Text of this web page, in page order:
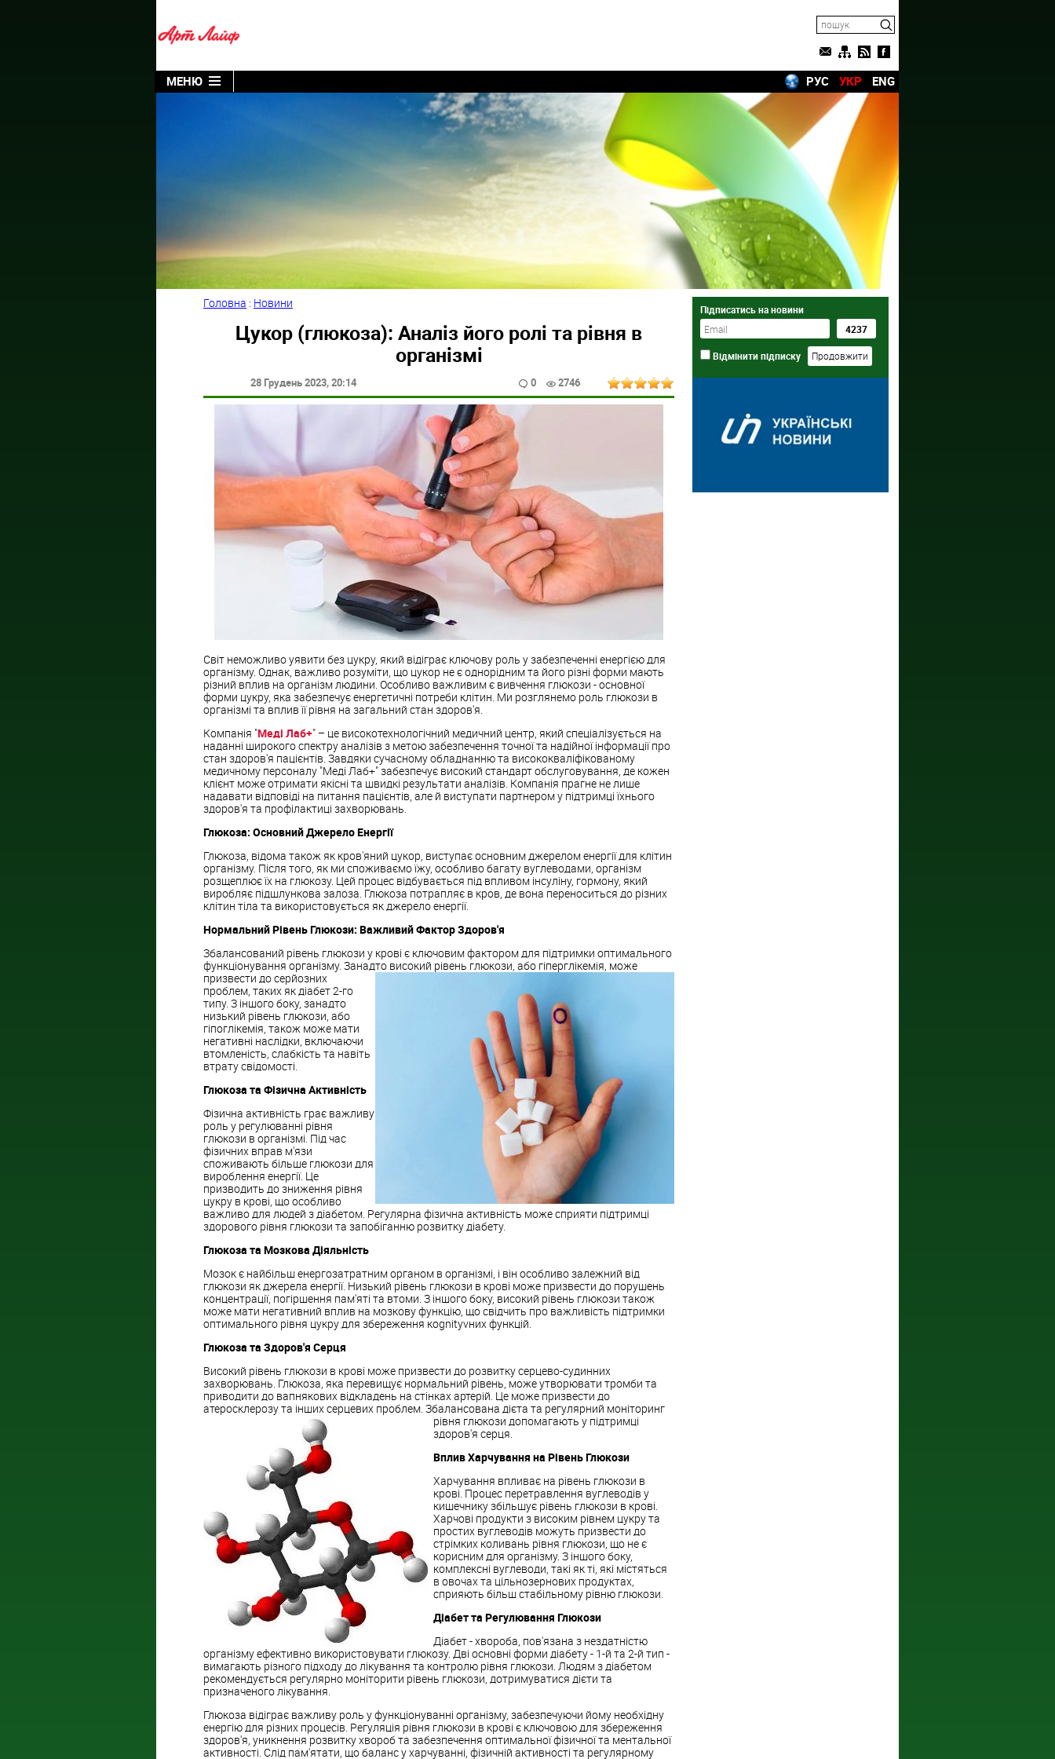
МЕНЮ РУС УКР ENG
Головна : Новини
Цукор (глюкоза): Аналіз його ролі та рівня в
організмі
28 Грудень 2023, 20:14 0 2746
Світ неможливо уявити без цукру, який відіграє ключову роль у забезпеченні енергією для
організму. Однак, важливо розуміти, що цукор не є однорідним та його різні форми мають
різний вплив на організм людини. Особливо важливим є вивчення глюкози - основної
форми цукру, яка забезпечує енергетичні потреби клітин. Ми розглянемо роль глюкози в
організмі та вплив її рівня на загальний стан здоров'я.
Компанія "Меді Лаб+" – це високотехнологічний медичний центр, який спеціалізується на
наданні широкого спектру аналізів з метою забезпечення точної та надійної інформації про
стан здоров'я пацієнтів. Завдяки сучасному обладнанню та висококваліфікованому
медичному персоналу "Меді Лаб+" забезпечує високий стандарт обслуговування, де кожен
клієнт може отримати якісні та швидкі результати аналізів. Компанія прагне не лише
надавати відповіді на питання пацієнтів, але й виступати партнером у підтримці їхнього
здоров'я та профілактиці захворювань.
Глюкоза: Основний Джерело Енергії
Глюкоза, відома також як кров'яний цукор, виступає основним джерелом енергії для клітин
організму. Після того, як ми споживаємо їжу, особливо багату вуглеводами, організм
розщеплює їх на глюкозу. Цей процес відбувається під впливом інсуліну, гормону, який
виробляє підшлункова залоза. Глюкоза потрапляє в кров, де вона переноситься до різних
клітин тіла та використовується як джерело енергії.
Нормальний Рівень Глюкози: Важливий Фактор Здоров'я
Збалансований рівень глюкози у крові є ключовим фактором для підтримки оптимального
функціонування організму. Занадто високий рівень глюкози, або гіперглікемія, може
призвести до серйозних
проблем, таких як діабет 2-го
типу. З іншого боку, занадто
низький рівень глюкози, або
гіпоглікемія, також може мати
негативні наслідки, включаючи
втомленість, слабкість та навіть
втрату свідомості.
Глюкоза та Фізична Активність
Фізична активність грає важливу
роль у регулюванні рівня
глюкози в організмі. Під час
фізичних вправ м'язи
споживають більше глюкози для
вироблення енергії. Це
призводить до зниження рівня
цукру в крові, що особливо
важливо для людей з діабетом. Регулярна фізична активність може сприяти підтримці
здорового рівня глюкози та запобіганню розвитку діабету.
Глюкоза та Мозкова Діяльність
Мозок є найбільш енергозатратним органом в організмі, і він особливо залежний від
глюкози як джерела енергії. Низький рівень глюкози в крові може призвести до порушень
концентрації, погіршення пам'яті та втоми. З іншого боку, високий рівень глюкози також
може мати негативний вплив на мозкову функцію, що свідчить про важливість підтримки
оптимального рівня цукру для збереження кognіtyvних функцій.
Глюкоза та Здоров'я Серця
Високий рівень глюкози в крові може призвести до розвитку серцево-судинних
захворювань. Глюкоза, яка перевищує нормальний рівень, може утворювати тромби та
приводити до вапнякових відкладень на стінках артерій. Це може призвести до
атеросклерозу та інших серцевих проблем. Збалансована дієта та регулярний моніторинг
рівня глюкози допомагають у підтримці
здоров'я серця.
Вплив Харчування на Рівень Глюкози
Харчування впливає на рівень глюкози в
крові. Процес перетравлення вуглеводів у
кишечнику збільшує рівень глюкози в крові.
Харчові продукти з високим рівнем цукру та
простих вуглеводів можуть призвести до
стрімких коливань рівня глюкози, що не є
корисним для організму. З іншого боку,
комплексні вуглеводи, такі як ті, які містяться
в овочах та цільнозернових продуктах,
сприяють більш стабільному рівню глюкози.
Діабет та Регулювання Глюкози
Діабет - хвороба, пов'язана з нездатністю
організму ефективно використовувати глюкозу. Дві основні форми діабету - 1-й та 2-й тип -
вимагають різного підходу до лікування та контролю рівня глюкози. Людям з діабетом
рекомендується регулярно моніторити рівень глюкози, дотримуватися дієти та
призначеного лікування.
Глюкоза відіграє важливу роль у функціонуванні організму, забезпечуючи йому необхідну
енергію для різних процесів. Регуляція рівня глюкози в крові є ключовою для збереження
здоров'я, уникнення розвитку хвороб та забезпечення оптимальної фізичної та ментальної
активності. Слід пам'ятати, що баланс у харчуванні, фізичній активності та регулярному
Підписатись на новини
Відмінити підписку